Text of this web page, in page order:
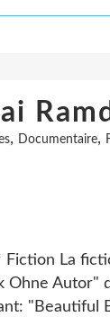
, Documentaire,
Fiction La
Autor"
"Beautiful